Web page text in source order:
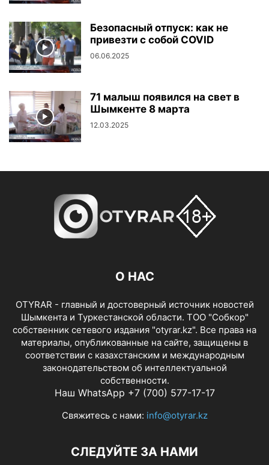
Безопасный отпуск: как не
привезти с собой COVID
06.06.2025
71 малыш появился на свет в
Шымкенте 8 марта
12.03.2025
О НАС
OTYRAR - главный и достоверный источник новостей
Шымкента и Туркестанской области. ТОО "Собкор"
собственник сетевого издания "otyrar.kz". Все права на
материалы, опубликованные на сайте, защищены в
соответствии с казахстанским и международным
законодательством об интеллектуальной
собственности.
Наш WhatsApp +7 (700) 577-17-17
Свяжитесь с нами: info@otyrar.kz
СЛЕДУЙТЕ ЗА НАМИ